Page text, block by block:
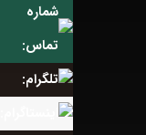
شماره
تماس:
تلگرام: